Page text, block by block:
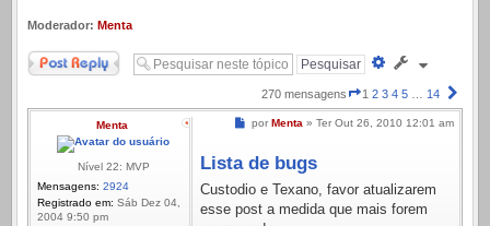
Moderador: Menta
Responder
Pesquisa
270 mensagens Página
1
de
1 2 3 4 5 14
Menta
Nível 22: MVP
Mensagens: 2924
Registrado em: Sáb Dez 04,
2004 9:50 pm
Mensagem
por Menta » Ter Out 26, 2010 12:01 am
Lista de bugs
Custodio e Texano, favor atualizarem
esse post a medida que mais forem